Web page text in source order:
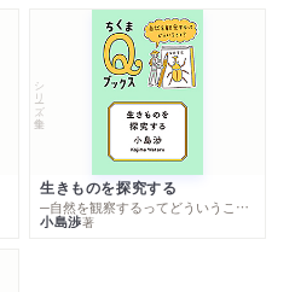
シリーズ・全集
生きものを探究する
─自然を観察するってどういうこと？
小島渉著